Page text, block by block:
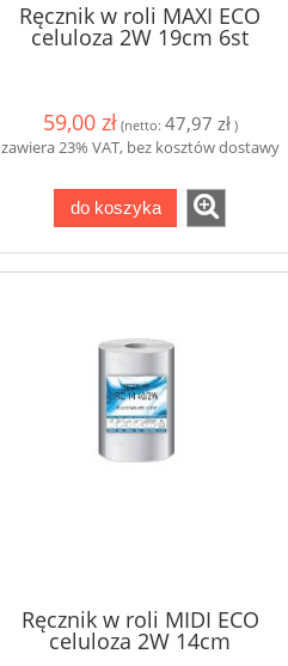
Ręcznik w roli MAXI ECO
celuloza 2W 19cm 6st
59,00 zł (netto: 47,97 zł)
zawiera 23% VAT, bez kosztów dostawy
do koszyka
Ręcznik w roli MIDI ECO
celuloza 2W 14cm